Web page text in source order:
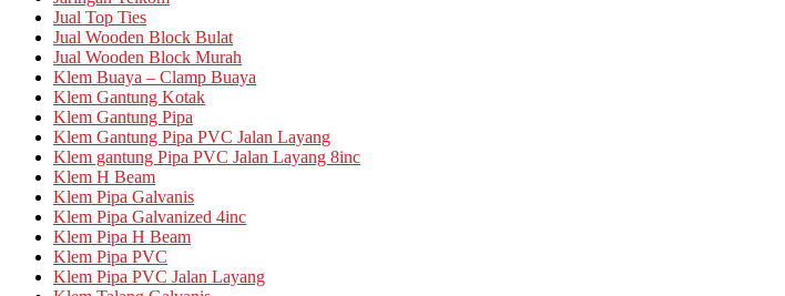
Jual Top Ties
Jual Wooden Block Bulat
Jual Wooden Block Murah
Klem Buaya – Clamp Buaya
Klem Gantung Kotak
Klem Gantung Pipa
Klem Gantung Pipa PVC Jalan Layang
Klem gantung Pipa PVC Jalan Layang 8inc
Klem H Beam
Klem Pipa Galvanis
Klem Pipa Galvanized 4inc
Klem Pipa H Beam
Klem Pipa PVC
Klem Pipa PVC Jalan Layang